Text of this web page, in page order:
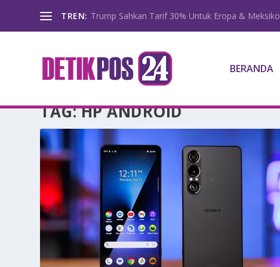
TREN: Trump Sahkan Tarif 30% Untuk Eropa & Meksiko
BERANDA
TAG:HP ANDROID